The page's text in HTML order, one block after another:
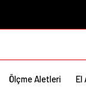
Ölçme Aletleri El